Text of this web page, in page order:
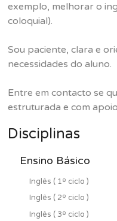
exemplo, melhorar o
coloquial).
Sou paciente, clara e
necessidades do aluno.
Entre em contacto se
estruturada e com
Disciplinas
Ensino Básico
Inglês ( 1º ciclo )
Inglês ( 2º ciclo )
Inglês ( 3º ciclo )